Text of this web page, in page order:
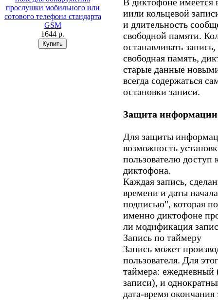
1644 p.
В диктофоне имеется
иили кольцевой
и длительность
свободной памяти.
останавливать
свободная память,
старые данные
всегда содержаться
остановки записи.
Защита информации
Для защиты
возможность
пользователю
диктофона.
Каждая запись,
времени и даты
подписью", которая
именно диктофоне
ли модификация
Запись по таймеру
Запись может
пользователя. Для
таймера: ежедневный
записи), и
дата-время окончания